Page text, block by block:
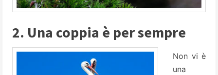
2. Una coppia è per sempre
Non vi è
una